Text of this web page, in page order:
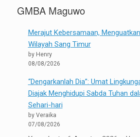
GMBA Maguwo
Merajut Kebersamaan,
Wilayah Sang Timur
by Henry
08/08/2026
“Dengarkanlah Dia”: Umat
Diajak Menghidupi Sabda Tuhan
Sehari-hari
by Veraika
07/08/2026